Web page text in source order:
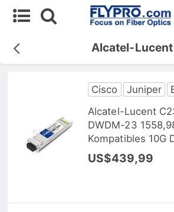
Alcatel-Lucent
Cisco Juniper
Alcatel-Lucent
DWDM-23
Kompatibles 10G
Transceiver
US$439,99